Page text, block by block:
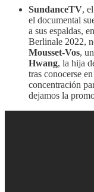
SundanceTV,
el documental
a sus espaldas,
Berlinale 2022,
Mousset-Vos,
Hwang, la hija
tras conocerse
concentración
dejamos la